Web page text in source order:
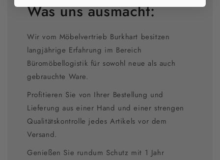
Was uns ausmacht:
Wir vom Möbelvertrieb Burkhart besitzen
langjährige Erfahrung im Bereich
Büromöbellogistik für sowohl neue als auch
gebrauchte Ware.
Profitieren Sie von Ihrer Bestellung und
Lieferung aus einer Hand und einer strengen
Qualitätskontrolle jedes Artikels vor dem
Versand.
Genießen Sie rundum Schutz mit 1 Jahr